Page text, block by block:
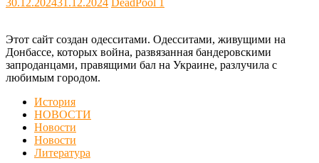
30.12.202431.12.2024 DeadPool 1
Этот сайт создан одесситами. Одесситами, живущими на
Донбассе, которых война, развязанная бандеровскими
запроданцами, правящими бал на Украине, разлучила с
любимым городом.
История
НОВОСТИ
Новости
Новости
Литература